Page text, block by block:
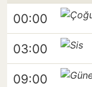
00:00
03:00
09:00